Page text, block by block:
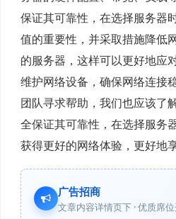
保证其可靠性，在选择服务器
值的重要性，并采取措施降低
的服务器，这样可以更好地应
维护网络设备，确保网络连接
团队寻求帮助，我们也应该了
全保证其可靠性，在选择服务
获得更好的网络体验，更好地
广告招商
文章内容详情页下 · 优质席